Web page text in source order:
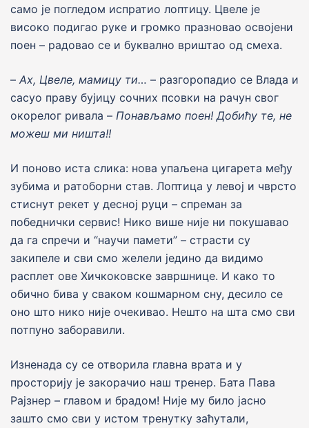
само jе погледом испратио лоптицу. Цвеле jе
високо подигао руке и громко празновао освоjени
поен – радовао се и буквално вриштао од смеха.
– Ах, Цвеле, мамицу ти… – разгоропадио се Влада и
сасуо праву буjицу сочних псовки на рачун свог
окорелог ривала – Понављамо поен! Добићу те, не
можеш ми ништа!!
И поново иста слика: нова упаљена цигарета међу
зубима и ратоборни став. Лоптица у левоj и чврсто
стиснут рекет у десноj руци – спреман за
победнички сервис! Нико више ниjе ни покушавао
да га спречи и “научи памети” – страсти су
закипеле и сви смо желели jедино да видимо
расплет ове Хичкоковске завршнице. И како то
обично бива у сваком кошмарном сну, десило се
оно што нико ниjе очекивао. Нешто на шта смо сви
потпуно заборавили.
Изненада су се отворила главна врата и у
просториjу jе закорачио наш тренер. Бата Пава
Раjзнер – главом и брадом! Ниjе му било jасно
зашто смо сви у истом тренутку заћутали,